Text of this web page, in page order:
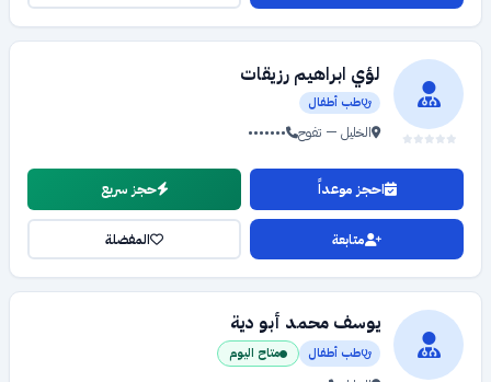
لؤي ابراهيم رزيقات
طب أطفال
الخليل — تفوح •••••••
احجز موعداً حجز سريع
متابعة المفضلة
يوسف محمد أبو دية
طب أطفال متاح اليوم